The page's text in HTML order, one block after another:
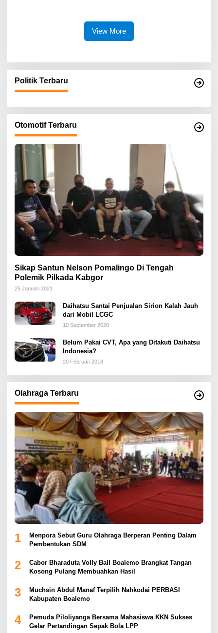
View More
Politik Terbaru
Otomotif Terbaru
Sikap Santun Nelson Pomalingo Di Tengah
Polemik Pilkada Kabgor
25 Januari 2021
Daihatsu Santai Penjualan Sirion Kalah Jauh
dari Mobil LCGC
10 September 2020
Belum Pakai CVT, Apa yang Ditakuti Daihatsu
Indonesia?
20 Februari 2018
Olahraga Terbaru
1
Menpora Sebut Guru Olahraga Berperan Penting Dalam
Pembentukan SDM
2
Cabor Bharaduta Volly Ball Boalemo Brangkat Tangan
Kosong Pulang Membuahkan Hasil
3
Muchsin Abdul Manaf Terpilih Nahkodai PERBASI
Kabupaten Boalemo
4
Pemuda Piloliyanga Bersama Mahasiswa KKN Sukses
Gelar Pertandingan Sepak Bola LPP